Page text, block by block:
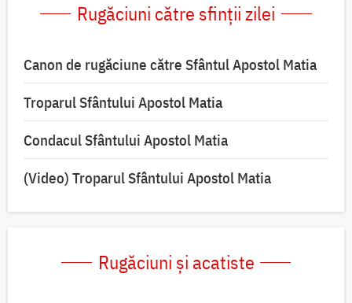
Rugăciuni către sfinții zilei
Canon de rugăciune către Sfântul Apostol Matia
Troparul Sfântului Apostol Matia
Condacul Sfântului Apostol Matia
(Video) Troparul Sfântului Apostol Matia
Rugăciuni și acatiste